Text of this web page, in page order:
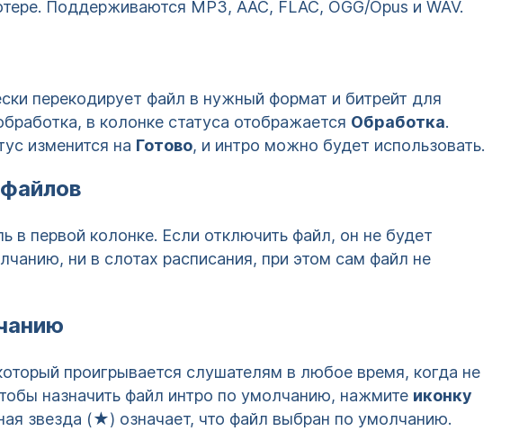
Поддерживаются MP3, AAC, FLAC, OGG/Opus и WAV.
перекодирует файл в нужный формат и битрейт для
в колонке статуса отображается Обработка.
изменится на Готово, и интро можно будет использовать.
в первой колонке. Если отключить файл, он не будет
ни в слотах расписания, при этом сам файл не
проигрывается слушателям в любое время, когда не
назначить файл интро по умолчанию, нажмите иконку
звезда (★) означает, что файл выбран по умолчанию.